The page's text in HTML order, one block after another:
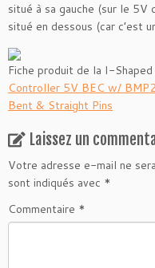
situé à sa gauche (sur le 5V
situé en dessous (car c’est
Fiche produit de la I-Shaped
Controller 5V BEC w/
Bent & Straight Pins
Laissez un
Votre adresse e-mail ne
sont indiqués avec *
Commentaire *